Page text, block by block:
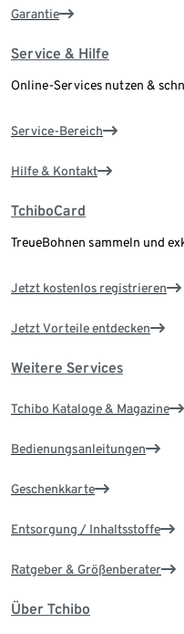
Garantie
Service & Hilfe
Online-Services nutzen &
Service-Bereich
Hilfe & Kontakt
TchiboCard
TreueBohnen sammeln und
Jetzt kostenlos registrieren
Jetzt Vorteile entdecken
Weitere Services
Tchibo Kataloge & Magazine
Bedienungsanleitungen
Geschenkkarte
Entsorgung / Inhaltsstoffe
Ratgeber & Größenberater
Über Tchibo